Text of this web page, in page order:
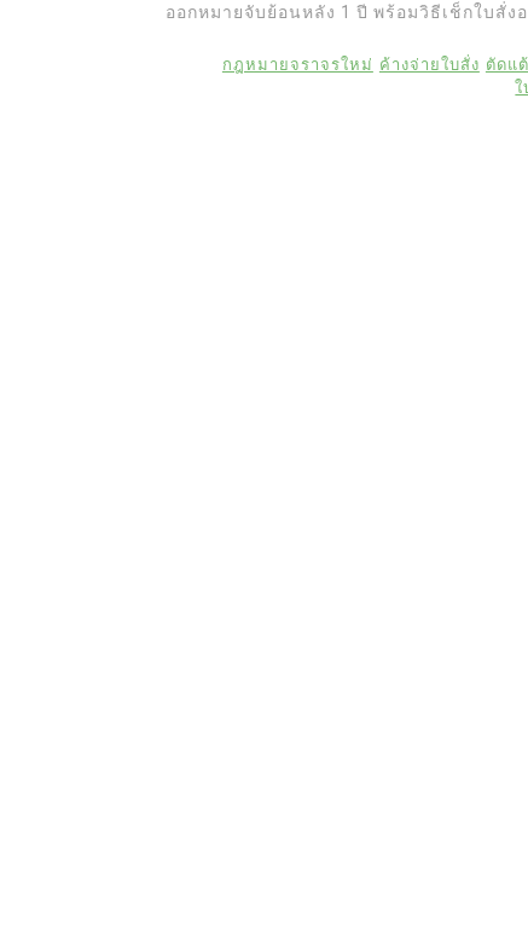
ออกหมายจับย้อนหลัง 1 ปี พร้อมวิธีเช็กใบสั่ง
กฎหมายจราจรใหม่ ค้างจ่ายใบสั่ง ตัดแ
ใ